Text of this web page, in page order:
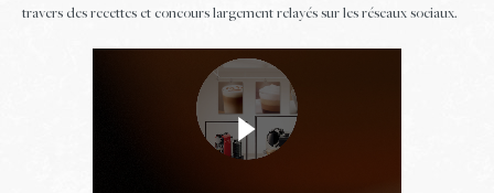
travers des recettes et concours largement relayés sur les réseaux sociaux.